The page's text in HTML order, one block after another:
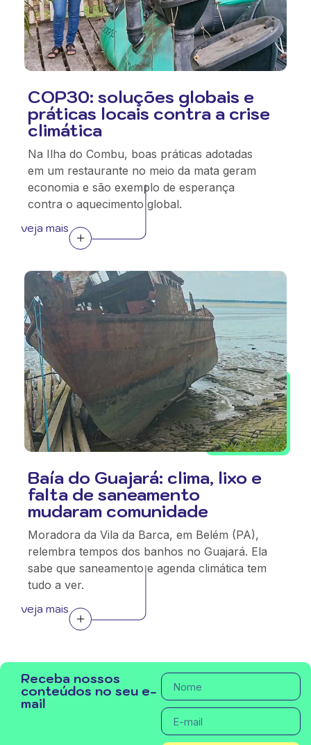
COP30: soluções globais e
práticas locais contra a crise
climática
Na Ilha do Combu, boas práticas adotadas
em um restaurante no meio da mata geram
economia e são exemplo de esperança
contra o aquecimento global.
veja mais
Baía do Guajará: clima, lixo e
falta de saneamento
mudaram comunidade
Moradora da Vila da Barca, em Belém (PA),
relembra tempos dos banhos no Guajará. Ela
sabe que saneamento e agenda climática tem
tudo a ver.
veja mais
Receba nossos
conteúdos no seu e-
mail